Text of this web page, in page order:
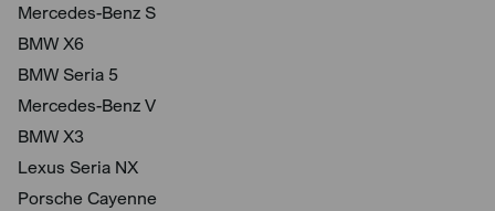
Mercedes-Benz S
BMW X6
BMW Seria 5
Mercedes-Benz V
BMW X3
Lexus Seria NX
Porsche Cayenne